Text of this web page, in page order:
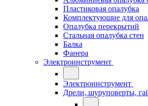
Пластиковая опалубка
Комплектующие для
Опалубка перекрытий
Стальная опалубка стен
Балка
Фанера
Электроинструмент
Электроинструмент
Дрели, шуруповерты,